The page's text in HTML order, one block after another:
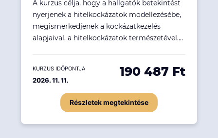
A kurzus célja, hogy a hallgatók betekintést
nyerjenek a hitelkockázatok modellezésébe,
megismerkedjenek a kockázatkezelés
alapjaival, a hitelkockázatok természetével....
KURZUS IDŐPONTJA
2026. 11. 11.
190 487 Ft
Részletek megtekintése